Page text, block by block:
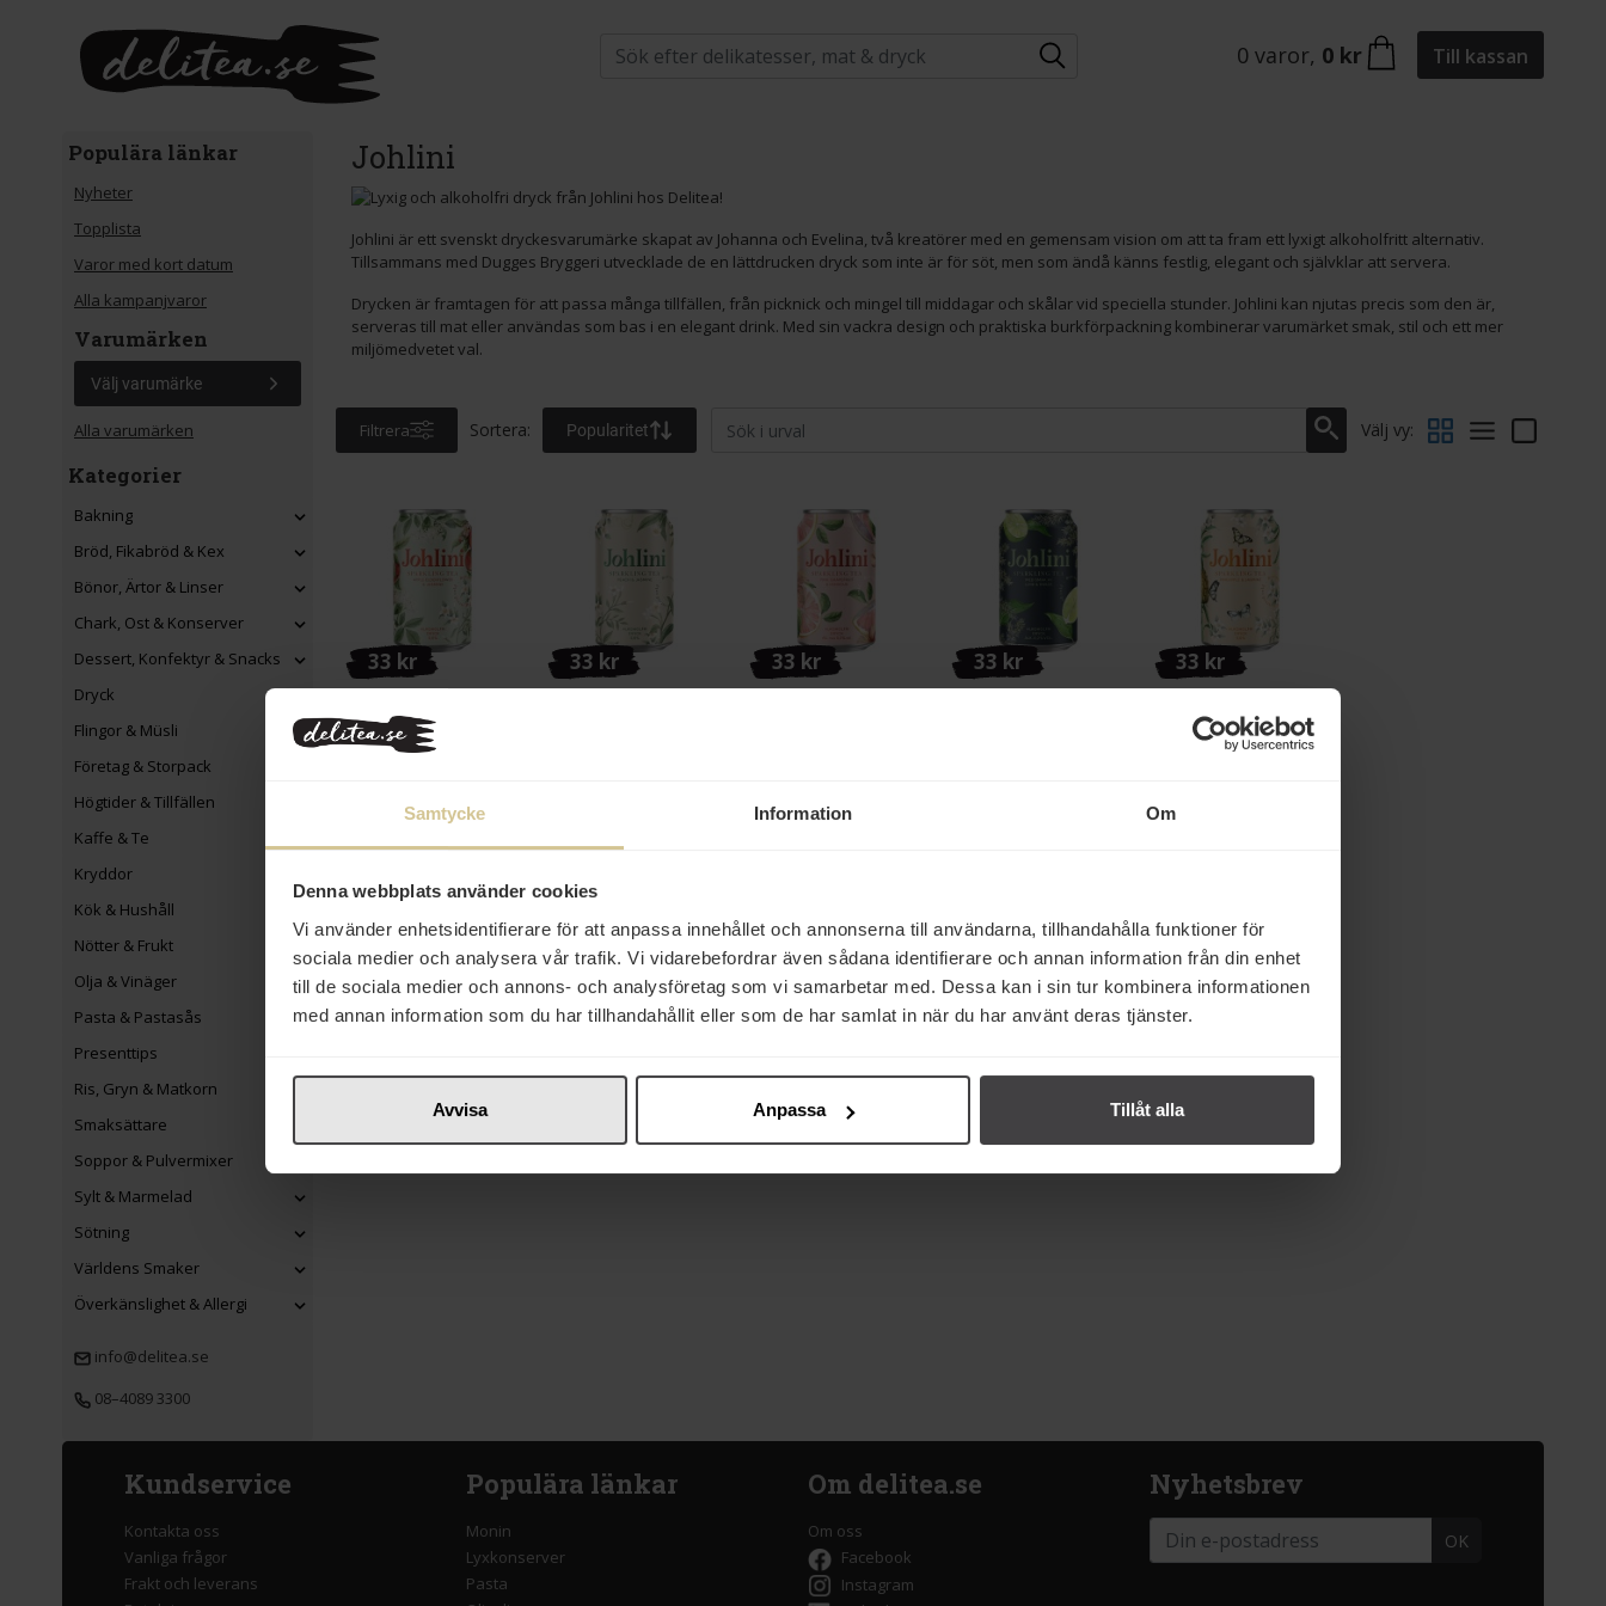
Samtycke Information Om
Denna webbplats använder cookies
Vi använder enhetsidentifierare för att anpassa innehållet och annonserna till användarna, tillhandahålla funktioner för
sociala medier och analysera vår trafik. Vi vidarebefordrar även sådana identifierare och annan information från din enhet
till de sociala medier och annons- och analysföretag som vi samarbetar med. Dessa kan i sin tur kombinera informationen
med annan information som du har tillhandahållit eller som de har samlat in när du har använt deras tjänster.
Avvisa Anpassa Tillåt alla
0 varor, 0 kr Till kassan
Populära länkar
Nyheter
Topplista
Varor med kort datum
Alla kampanjvaror
Varumärken
Välj varumärke
Alla varumärken
Kategorier
Bakning
Bröd, Fikabröd & Kex
Bönor, Ärtor & Linser
Chark, Ost & Konserver
Dessert, Konfektyr & Snacks
Dryck
Flingor & Müsli
Företag & Storpack
Högtider & Tillfällen
Kaffe & Te
Kryddor
Kök & Hushåll
Nötter & Frukt
Olja & Vinäger
Pasta & Pastasås
Presenttips
Ris, Gryn & Matkorn
Smaksättare
Soppor & Pulvermixer
Sylt & Marmelad
Sötning
Världens Smaker
Överkänslighet & Allergi
info@delitea.se
08–4089 3300
Johlini
Johlini är ett svenskt dryckesvarumärke skapat av Johanna och Evelina, två kreatörer med en gemensam vision om att ta fram ett lyxigt alkoholfritt alternativ.
Tillsammans med Dugges Bryggeri utvecklade de en lättdrucken dryck som inte är för söt, men som ändå känns festlig, elegant och självklar att servera.
Drycken är framtagen för att passa många tillfällen, från picknick och mingel till middagar och skålar vid speciella stunder. Johlini kan njutas precis som den är,
serveras till mat eller användas som bas i en elegant drink. Med sin vackra design och praktiska burkförpackning kombinerar varumärket smak, stil och ett mer
miljömedvetet val.
Filtrera Sortera: Popularitet Välj vy:
33 kr
Äpple & Fläder 33cl
33 kr 33 kr 33 kr 33 kr
Ananas & Jasmin 33cl
Kundservice
Kontakta oss
Vanliga frågor
Frakt och leverans
Populära länkar
Monin
Lyxkonserver
Pasta
Om delitea.se
Om oss
Facebook
Instagram
Nyhetsbrev
OK